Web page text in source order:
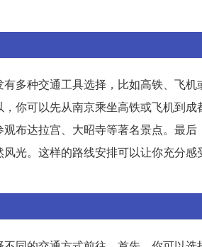
多种交通工具选择，比如高铁、飞
你可以先从南京乘坐高铁或飞机到成
布达拉宫、大昭寺等著名景点。最
光。这样的路线安排可以让你充分感